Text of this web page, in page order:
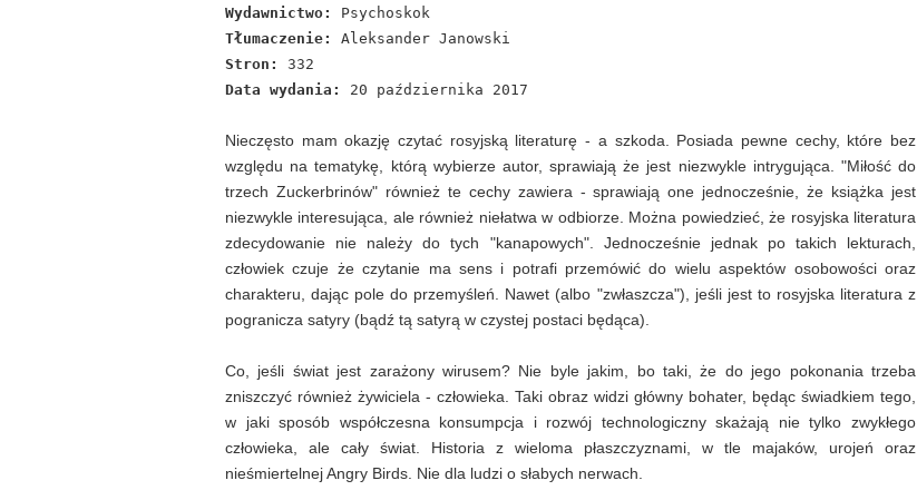
Wydawnictwo:
Psychoskok
Tłumaczenie:
Aleksander Janowski
Stron:
332
Data wydania:
20 października 2017
Nieczęsto mam okazję czytać rosyjską literaturę - a szkoda. Posiada pewne cechy, które bez
względu na tematykę, którą wybierze autor, sprawiają że jest niezwykle intrygująca. "Miłość do
trzech Zuckerbrinów" również te cechy zawiera - sprawiają one jednocześnie, że książka jest
niezwykle interesująca, ale również niełatwa w odbiorze. Można powiedzieć, że rosyjska literatura
zdecydowanie nie należy do tych "kanapowych". Jednocześnie jednak po takich lekturach,
człowiek czuje że czytanie ma sens i potrafi przemówić do wielu aspektów osobowości oraz
charakteru, dając pole do przemyśleń. Nawet (albo "zwłaszcza"), jeśli jest to rosyjska literatura z
pogranicza satyry (bądź tą satyrą w czystej postaci będąca).
Co, jeśli świat jest zarażony wirusem? Nie byle jakim, bo taki, że do jego pokonania trzeba
zniszczyć również żywiciela - człowieka. Taki obraz widzi główny bohater, będąc świadkiem tego,
w jaki sposób współczesna konsumpcja i rozwój technologiczny skażają nie tylko zwykłego
człowieka, ale cały świat. Historia z wieloma płaszczyznami, w tle majaków, urojeń oraz
nieśmiertelnej Angry Birds. Nie dla ludzi o słabych nerwach.